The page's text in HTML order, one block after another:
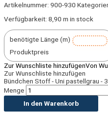
Artikelnummer: 900-930
Verfügbarkeit: 8,90 m in stock
benötigte Länge (m)
Produktpreis
Zur Wunschliste hinzufügenVon
Zur Wunschliste hinzufügen
Bündchen Stoff - Uni pastellgrau -
Menge
In den Warenkorb